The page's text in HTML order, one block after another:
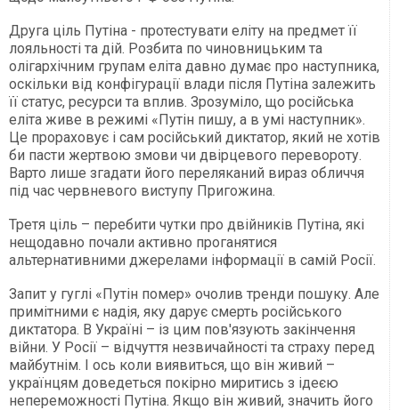
Друга ціль Путіна - протестувати еліту на предмет її
лояльності та дій. Розбита по чиновницьким та
олігархічним групам еліта давно думає про наступника,
оскільки від конфігурації влади після Путіна залежить
її статус, ресурси та вплив. Зрозуміло, що російська
еліта живе в режимі «Путін пишу, а в умі наступник».
Це прораховує і сам російський диктатор, який не хотів
би пасти жертвою змови чи двірцевого перевороту.
Варто лише згадати його переляканий вираз обличчя
під час червневого виступу Пригожина.
Третя ціль – перебити чутки про двійників Путіна, які
нещодавно почали активно проганятися
альтернативними джерелами інформації в самій Росії.
Запит у гуглі «Путін помер» очолив тренди пошуку. Але
примітними є надія, яку дарує смерть російського
диктатора. В Україні – із цим пов'язують закінчення
війни. У Росії – відчуття незвичайності та страху перед
майбутнім. І ось коли виявиться, що він живий –
українцям доведеться покірно миритись з ідеєю
непереможності Путіна. Якщо він живий, значить його